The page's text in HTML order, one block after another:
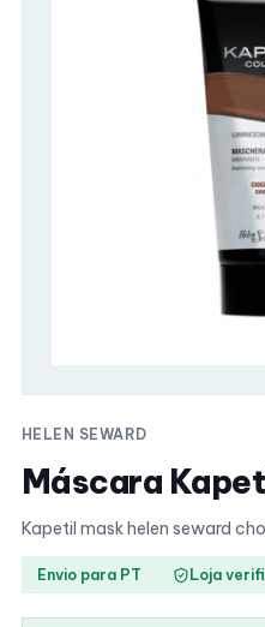
HELEN SEWARD
Máscara
Kapetil mask helen seward
Envio para PT Loja